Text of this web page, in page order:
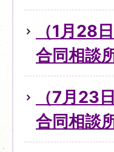
（1月28
合同相談
（7月23
合同相談